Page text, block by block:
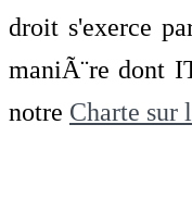
droit s'exerce
maniÃ¨re dont
notre Charte sur